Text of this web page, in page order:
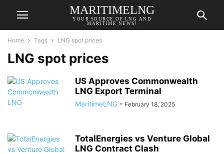
MARITIMELNG
YOUR SOURCE OF LNG AND
MARITIME NEWS!
Home Tags LNG spot prices
LNG spot prices
US Approves Commonwealth
LNG Export Terminal
MaritimeLNG - February 18, 2025
TotalEnergies vs Venture Global
LNG Contract Clash